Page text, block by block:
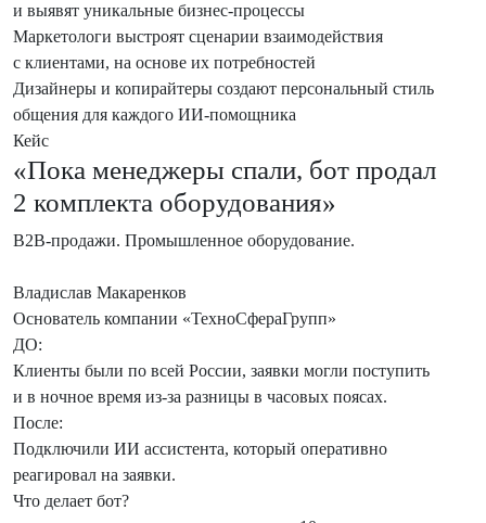
и выявят уникальные бизнес-процессы
Маркетологи выстроят сценарии взаимодействия
с клиентами, на основе их потребностей
Дизайнеры и копирайтеры создают персональный стиль
общения для каждого ИИ-помощника
Кейс
«Пока менеджеры спали, бот продал
2 комплекта оборудования»
B2B-продажи. Промышленное оборудование.
Владислав Макаренков
Основатель компании «ТехноСфераГрупп»
ДО:
Клиенты были по всей России, заявки могли поступить
и в ночное время из-за разницы в часовых поясах.
После:
Подключили ИИ ассистента, который оперативно
реагировал на заявки.
Что делает бот?